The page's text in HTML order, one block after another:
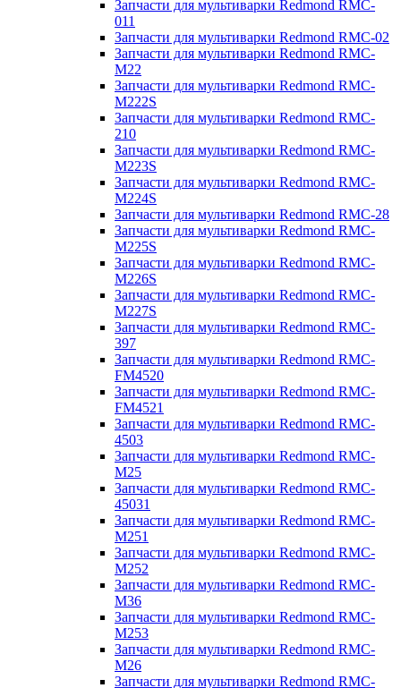
Запчасти для мультиварки Redmond RMC-
011
Запчасти для мультиварки Redmond RMC-02
Запчасти для мультиварки Redmond RMC-
M22
Запчасти для мультиварки Redmond RMC-
M222S
Запчасти для мультиварки Redmond RMC-
210
Запчасти для мультиварки Redmond RMC-
M223S
Запчасти для мультиварки Redmond RMC-
M224S
Запчасти для мультиварки Redmond RMC-28
Запчасти для мультиварки Redmond RMC-
M225S
Запчасти для мультиварки Redmond RMC-
M226S
Запчасти для мультиварки Redmond RMC-
M227S
Запчасти для мультиварки Redmond RMC-
397
Запчасти для мультиварки Redmond RMC-
FM4520
Запчасти для мультиварки Redmond RMC-
FM4521
Запчасти для мультиварки Redmond RMC-
4503
Запчасти для мультиварки Redmond RMC-
M25
Запчасти для мультиварки Redmond RMC-
45031
Запчасти для мультиварки Redmond RMC-
M251
Запчасти для мультиварки Redmond RMC-
M252
Запчасти для мультиварки Redmond RMC-
M36
Запчасти для мультиварки Redmond RMC-
M253
Запчасти для мультиварки Redmond RMC-
M26
Запчасти для мультиварки Redmond RMC-